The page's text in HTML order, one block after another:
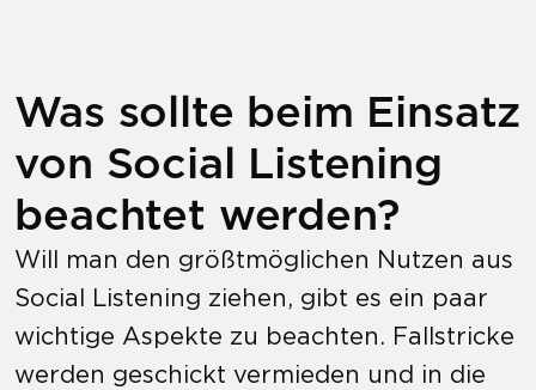
Was sollte beim Einsatz
von Social Listening
beachtet werden?
Will man den größtmöglichen Nutzen aus
Social Listening ziehen, gibt es ein paar
wichtige Aspekte zu beachten. Fallstricke
werden geschickt vermieden und in die